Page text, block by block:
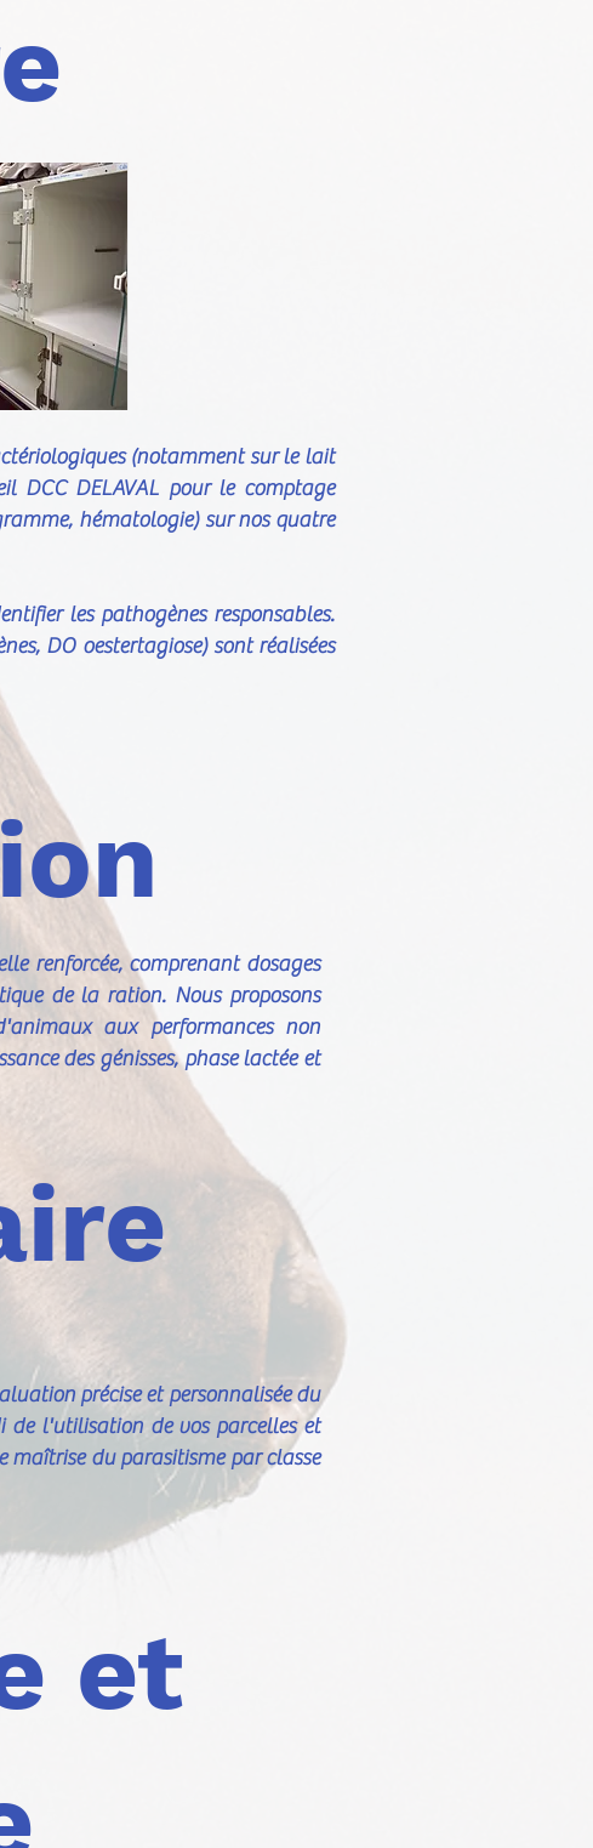
(notamment sur le lait
DCC DELAVAL pour le comptage
hématologie) sur nos quatre
les pathogènes responsables.
DO oestertagiose) sont réalisées
renforcée, comprenant dosages
de la ration. Nous proposons
aux performances non
des génisses, phase lactée et
précise et personnalisée du
de l'utilisation de vos parcelles et
maîtrise du parasitisme par classe
et